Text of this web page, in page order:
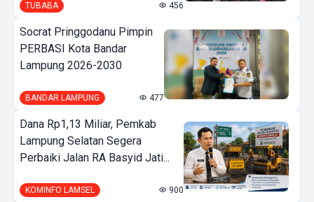
TUBABA 456
Socrat Pringgodanu Pimpin
PERBASI Kota Bandar
Lampung 2026-2030
BANDAR LAMPUNG 477
Dana Rp1,13 Miliar, Pemkab
Lampung Selatan Segera
Perbaiki Jalan RA Basyid Jati...
KOMINFO LAMSEL 900